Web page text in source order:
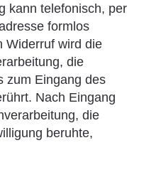
kann telefonisch, per
formlos
Widerruf wird die
die
zum Eingang des
Nach Eingang
die
beruhte,